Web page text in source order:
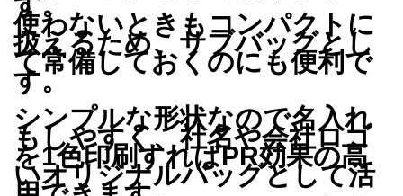
使わないときもコンパクトに
扱えるため、サブバッグとし
て常備しておくのにも便利で
す。
シンプルな形状なので名入れ
もしやすく、社名や会社ロゴ
を1色印刷すればPR効果の高
いオリジナルバッグとして活